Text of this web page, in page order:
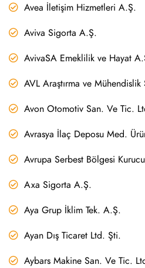
Avea İletişim Hizmetleri A.Ş.
Aviva Sigorta A.Ş.
AvivaSA Emeklilik ve Hayat
AVL Araştırma ve
Avon Otomotiv San. Ve Tic.
Avrasya İlaç Deposu Med.
Avrupa Serbest Bölgesi
Axa Sigorta A.Ş.
Aya Grup İklim Tek. A.Ş.
Ayan Dış Ticaret Ltd. Şti.
Aybars Makine San. Ve Tic.